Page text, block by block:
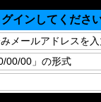
インしてくださ